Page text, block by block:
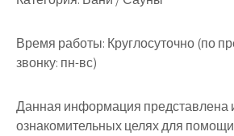
Время работы: Круглосуточно (по
звонку: пн-вс)
Данная информация представлена
ознакомительных целях для